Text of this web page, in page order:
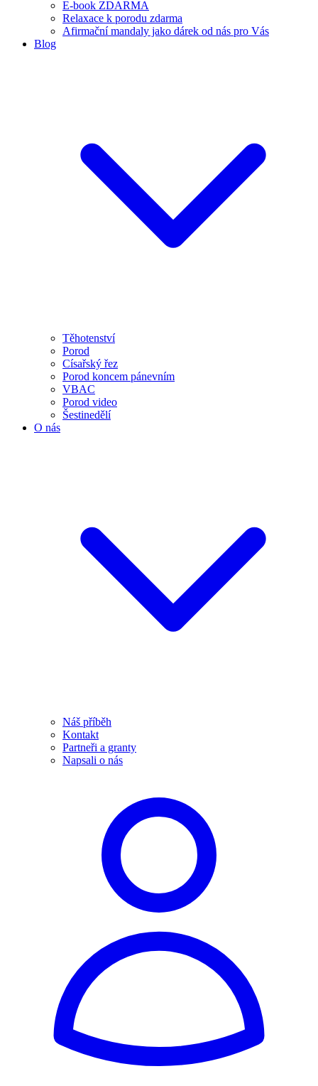
E-book ZDARMA
Relaxace k porodu zdarma
Afirmační mandaly jako dárek od nás pro Vás
Blog
Těhotenství
Porod
Císařský řez
Porod koncem pánevním
VBAC
Porod video
Šestinedělí
O nás
Náš příběh
Kontakt
Partneři a granty
Napsali o nás